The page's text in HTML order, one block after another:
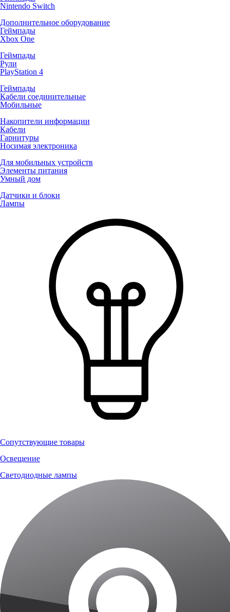
Nintendo Switch
Дополнительное оборудование
Геймпады
Xbox One
Геймпады
Рули
PlayStation 4
Геймпады
Кабели соединительные
Мобильные
Накопители информации
Кабели
Гарнитуры
Носимая электроника
Для мобильных устройств
Элементы питания
Умный дом
Датчики и блоки
Лампы
Сопутствующие товары
Освещение
Светодиодные лампы